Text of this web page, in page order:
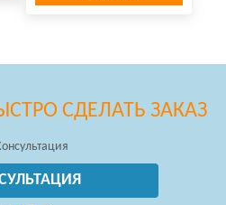
СДЕЛАТЬ ЗАКАЗ